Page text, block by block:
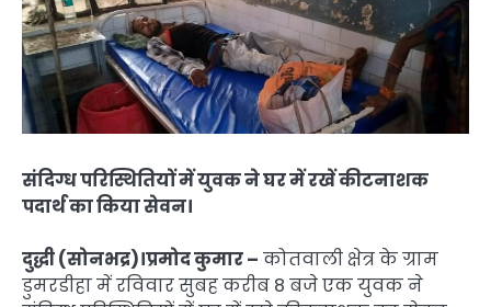
संदिग्ध परिस्थितियों में युवक ने घर में रखें कीटनाशक
पदार्थ का किया सेवन।
दुद्धी (सोनभद्र)।प्रमोद कुमार – कोतवाली क्षेत्र के ग्राम
डुमरडीहा में रविवार सुबह करीब 8 बजे एक युवक ने